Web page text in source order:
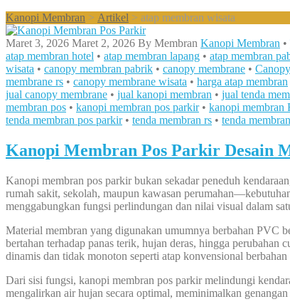
Kanopi Membran > Artikel > atap membran wisata
Maret 3, 2026 Maret 2, 2026 By Membran Kanopi Membran •
atap membran hotel • atap membran lapang • atap membran
wisata • canopy membran pabrik • canopy membrane •
membrane rs • canopy membrane wisata • harga atap membran
jual canopy membrane • jual kanopi membran • jual tenda
membran pos • kanopi membran pos parkir• kanopi membran
tenda membran pos parkir• tenda membran rs • tenda
Kanopi Membran Pos Parkir Desain
Kanopi membran pos parkir bukan sekadar peneduh
rumah sakit, sekolah, maupun kawasan
menggabungkan fungsi perlindungan dan nilai visual dalam
Material membran yang digunakan umumnya berbahan PVC
bertahan terhadap panas terik, hujan deras, hingga
dinamis dan tidak monoton seperti atap konvensional berbahan
Dari sisi fungsi, kanopi membran pos parkir melindungi
mengalirkan air hujan secara optimal, meminimalkan